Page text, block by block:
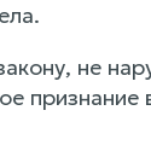
не